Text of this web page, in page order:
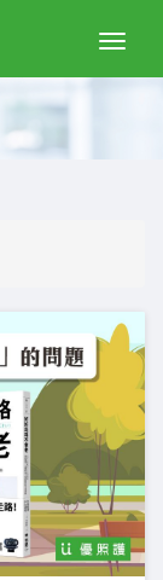
Toggle